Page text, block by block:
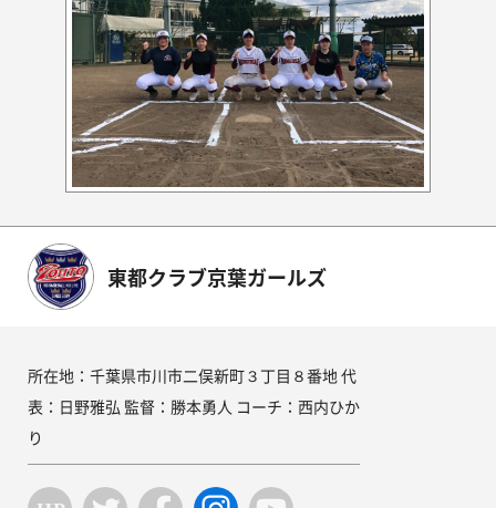
東都クラブ京葉ガールズ
所在地：千葉県市川市二俣新町３丁目８番地 代
表：日野雅弘 監督：勝本勇人 コーチ：西内ひか
り